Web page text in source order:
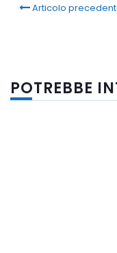
Articolo
POTREBBE